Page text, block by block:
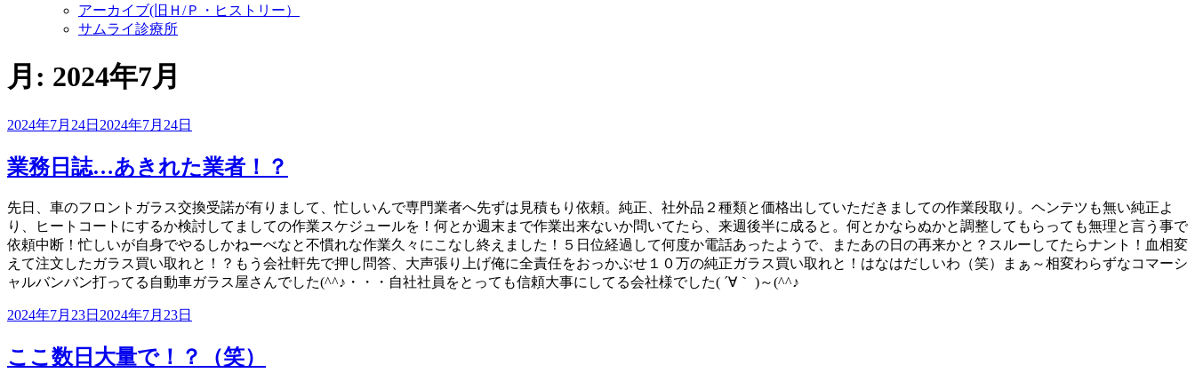
アーカイブ(旧Ｈ/Ｐ・ヒストリー）
サムライ診療所
月: 2024年7月
投
日:
2024年7月24日 2024年7月24日
業務日誌…あきれた業者！？
先日、車のフロントガラス交換受諾が有りまして、忙しいんで専門業者へ先ずは見積もり依頼。純正、社外品２種類と価格出していただきましての作業段取り。ヘンテツも無い純正よ
り、ヒートコートにするか検討してましての作業スケジュールを！何とか週末まで作業出来ないか問いてたら、来週後半に成ると。何とかならぬかと調整してもらっても無理と言う事で
依頼中断！忙しいが自身でやるしかねーべなと不慣れな作業久々にこなし終えました！５日位経過して何度か電話あったようで、またあの日の再来かと？スルーしてたらナント！血相変
えて注文したガラス買い取れと！？もう会社軒先で押し問答、大声張り上げ俺に全責任をおっかぶせ１０万の純正ガラス買い取れと！はなはだしいわ（笑）まぁ～相変わらずなコマーシ
ャルバンバン打ってる自動車ガラス屋さんでした(^^♪・・・自社社員をとっても信頼大事にしてる会社様でした( ´∀｀ )～(^^♪
投
日:
2024年7月23日 2024年7月23日
ここ数日大量で！？（笑）